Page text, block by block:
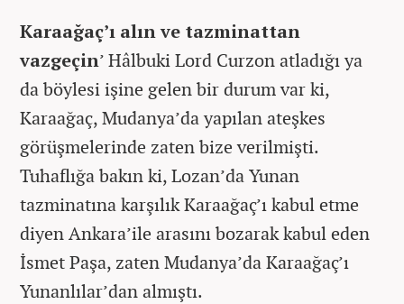
Karaağaç’ı alın ve tazminattan
vazgeçin’ Hâlbuki Lord Curzon atladığı ya
da böylesi işine gelen bir durum var ki,
Karaağaç, Mudanya’da yapılan ateşkes
görüşmelerinde zaten bize verilmişti.
Tuhaflığa bakın ki, Lozan’da Yunan
tazminatına karşılık Karaağaç’ı kabul etme
diyen Ankara’ile arasını bozarak kabul eden
İsmet Paşa, zaten Mudanya’da Karaağaç’ı
Yunanlılar’dan almıştı.